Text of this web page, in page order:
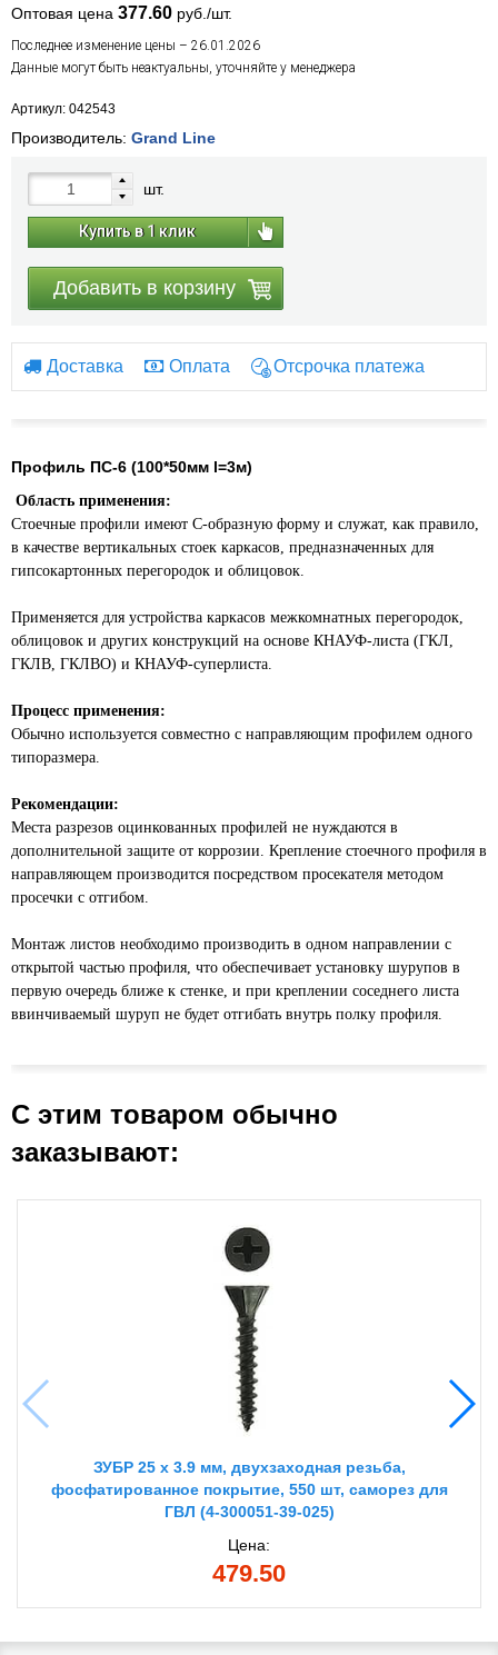
Оптовая цена 377.60 руб./шт.
Последнее изменение цены – 26.01.2026
Данные могут быть неактуальны, уточняйте у менеджера
Артикул: 042543
Производитель: Grand Line
шт.
Купить в 1 клик
Добавить в корзину
Доставка Оплата Отсрочка платежа
Профиль ПС-6 (100*50мм l=3м)
Область применения:
Стоечные профили имеют С-образную форму и служат, как правило,
в качестве вертикальных стоек каркасов, предназначенных для
гипсокартонных перегородок и облицовок.
Применяется для устройства каркасов межкомнатных перегородок,
облицовок и других конструкций на основе КНАУФ-листа (ГКЛ,
ГКЛВ, ГКЛВО) и КНАУФ-суперлиста.
Процесс применения:
Обычно используется совместно с направляющим профилем одного
типоразмера.
Рекомендации:
Места разрезов оцинкованных профилей не нуждаются в
дополнительной защите от коррозии. Крепление стоечного профиля в
направляющем производится посредством просекателя методом
просечки с отгибом.
Монтаж листов необходимо производить в одном направлении с
открытой частью профиля, что обеспечивает установку шурупов в
первую очередь ближе к стенке, и при креплении соседнего листа
ввинчиваемый шуруп не будет отгибать внутрь полку профиля.
С этим товаром обычно
заказывают:
ЗУБР 25 х 3.9 мм, двухзаходная резьба,
фосфатированное покрытие, 550 шт, саморез для
ГВЛ (4-300051-39-025)
Цена:
479.50